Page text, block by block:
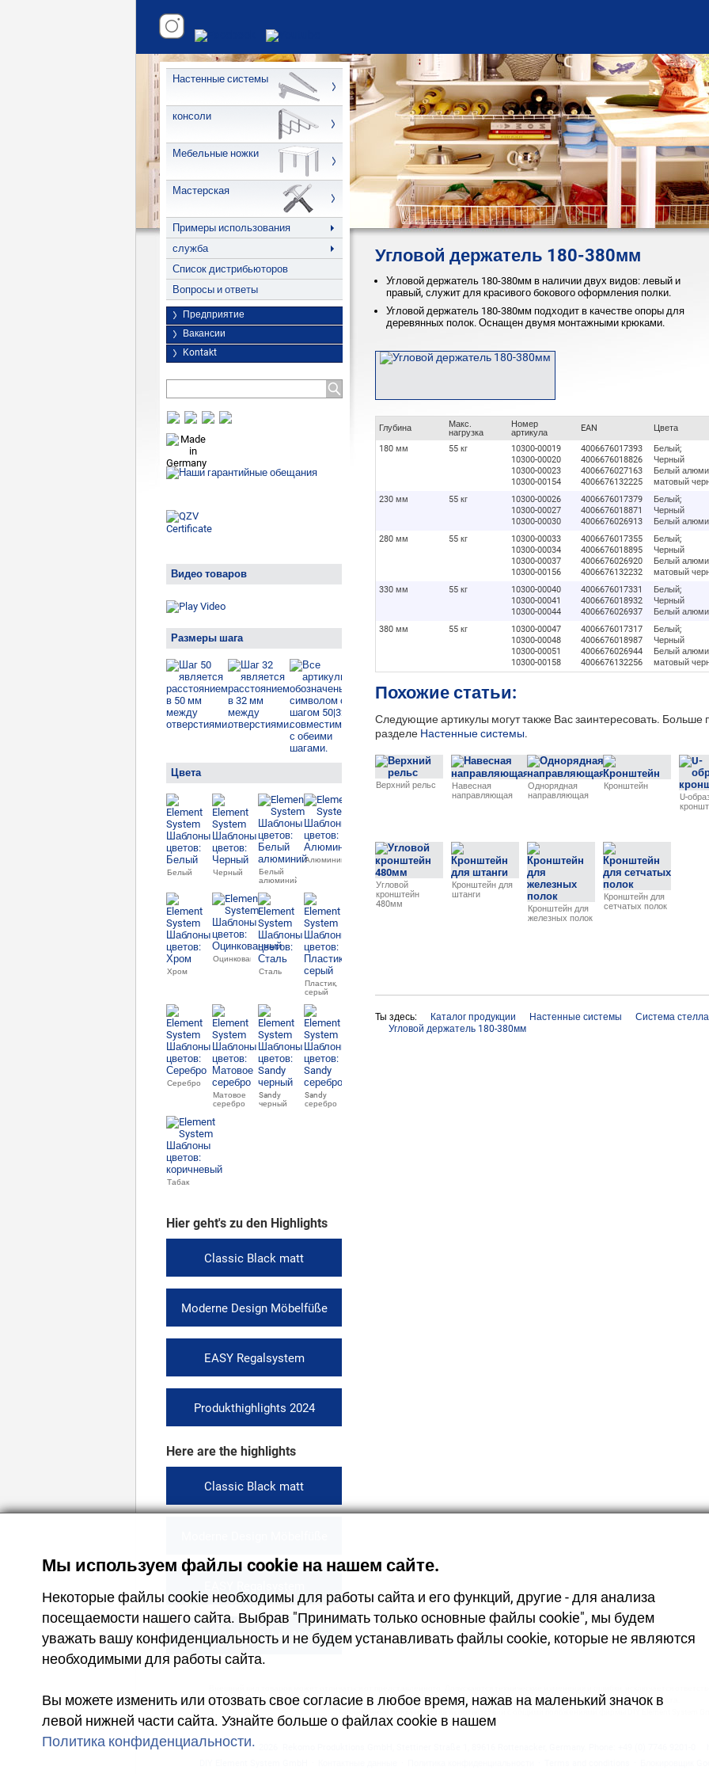
Мы используем файлы cookie на нашем сайте.
Некоторые файлы cookie необходимы для работы сайта и его функций, другие - для анализа
посещаемости нашего сайта. Выбрав "Принимать только основные файлы cookie", мы будем
уважать вашу конфиденциальность и не будем устанавливать файлы cookie, которые не являются
необходимыми для работы сайта.
Вы можете изменить или отозвать свое согласие в любое время, нажав на маленький значок в
левой нижней части сайта. Узнайте больше о файлах cookie в нашем
Политика конфиденциальности.
Настенные системы
консоли
Мебельные ножки
Мастерская
Примеры использования
служба
Список дистрибьюторов
Вопросы и ответы
Предприятие
Вакансии
Kontakt
Видео товаров
Размеры шага
Цвета
Белый Черный
Белый
алюминий
Алюминий
Хром
Оцинкованный
Сталь
Пластик,
серый
Серебро
Матовое
серебро
Sandy
черный
Sandy
серебро
Табак
Hier geht's zu den Highlights
Classic Black matt
Moderne Design Möbelfüße
EASY Regalsystem
Produkthighlights 2024
Here are the highlights
Classic Black matt
Product highlights 2024
Угловой держатель 180-380мм
Угловой держатель 180-380мм в наличии двух видов: левый и
правый, служит для красивого бокового оформления полки.
Угловой держатель 180-380мм подходит в качестве опоры для
деревянных полок. Оснащен двумя монтажными крюками.
Глубина
Макс.
нагрузка
Номер
артикула
EAN
Цвета
180 мм
55 кг
10300-00019
10300-00020
10300-00023
10300-00154
4006676017393
4006676018826
4006676027163
4006676132225
Белый;
Черный
Белый
матовый
230 мм
55 кг
10300-00026
10300-00027
10300-00030
4006676017379
4006676018871
4006676026913
Белый;
Черный
Белый
280 мм
55 кг
10300-00033
10300-00034
10300-00037
10300-00156
4006676017355
4006676018895
4006676026920
4006676132232
Белый;
Черный
Белый
матовый
330 мм
55 кг
10300-00040
10300-00041
10300-00044
4006676017331
4006676018932
4006676026937
Белый;
Черный
Белый
380 мм
55 кг
10300-00047
10300-00048
10300-00051
10300-00158
4006676017317
4006676018987
4006676026944
4006676132256
Белый;
Черный
Белый
матовый
Похожие статьи:
Следующие артикулы могут также Вас заинтересовать. Больше
разделе Настенные системы.
Верхний рельс
Навесная
направляющая
Однорядная
направляющая
Кронштейн
U-
Угловой
кронштейн
480мм
Кронштейн для
штанги
Кронштейн для
железных полок
Кронштейн для
сетчатых полок
Ты здесь: Каталог продукции Настенные системы Система
Угловой держатель 180-380мм
Внешний вид товаров может отличаться от представленного. Допускаются технические изменения и ошибки, исключается
Из-за технологических особенностей допускаются изменения оттенков цвета.